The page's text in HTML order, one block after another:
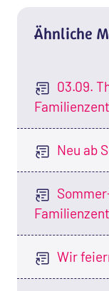
Ähnliche
03.09.
Neu ab
Wir